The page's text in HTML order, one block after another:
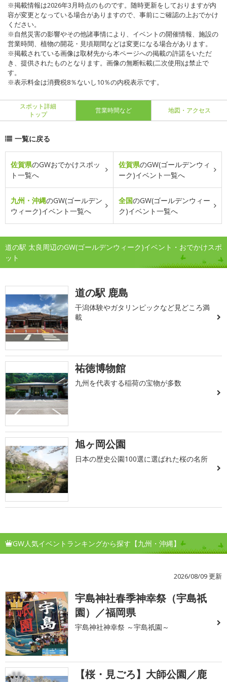
※掲載情報は2026年3月時点のものです。随時更新をしておりますが内
容が変更となっている場合がありますので、事前にご確認の上おでかけ
ください。
※自然災害の影響やその他諸事情により、イベントの開催情報、施設の
営業時間、植物の開花・見頃期間などは変更になる場合があります。
※掲載されている画像は取材先から本ページへの掲載の許諾をいただ
き、提供されたものとなります。画像の無断転載(二次使用)は禁止で
す。
※表示料金は消費税8％ないし10％の内税表示です。
スポット詳細
トップ
営業時間など 地図・アクセス
一覧に戻る
佐賀県のGWおでかけスポッ
ト一覧へ
佐賀県のGW(ゴールデンウィ
ーク)イベント一覧へ
九州・沖縄のGW(ゴールデン
ウィーク)イベント一覧へ
全国のGW(ゴールデンウィー
ク)イベント一覧へ
道の駅 太良周辺のGW(ゴールデンウィーク)イベント・おでかけスポ
ット
道の駅 鹿島
干潟体験やガタリンピックなど見どころ満
載
祐徳博物館
九州を代表する稲荷の宝物が多数
旭ヶ岡公園
日本の歴史公園100選に選ばれた桜の名所
GW人気イベントランキングから探す【九州・沖縄】
2026/08/09 更新
1
宇島神社春季神幸祭（宇島祇
園）／福岡県
宇島神社神幸祭 ～宇島祇園～
【桜・見ごろ】大師公園／鹿